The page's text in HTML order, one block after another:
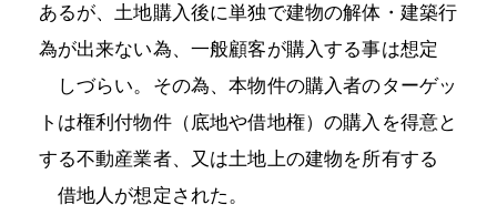
あるが、土地購入後に単独で建物の解体・建築行
為が出来ない為、一般顧客が購入する事は想定
しづらい。その為、本物件の購入者のターゲッ
トは権利付物件（底地や借地権）の購入を得意と
する不動産業者、又は土地上の建物を所有する
借地人が想定された。